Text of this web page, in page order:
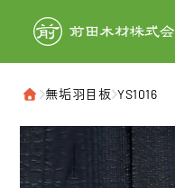
ホーム
›無垢羽目板›YS1016